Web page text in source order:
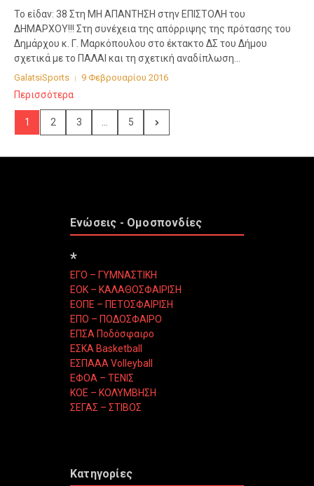
Το είδαν: 38 Στη ΜΗ ΑΠΑΝΤΗΣΗ στην ΕΠΙΣΤΟΛΗ του
ΔΗΜΑΡΧΟΥ!!! Στη συνέχεια της απόρριψης της πρότασης του
Δημάρχου κ. Γ. Μαρκόπουλου στο έκτακτο ΔΣ του Δήμου
σχετικά με το ΠΑΛΑΙ και τη σχετική αναδίπλωση...
GalatsiSports 9 Φεβρουαρίου 2016
Περισσότερα
1 2 3 5
Ενώσεις - Ομοσπονδίες
*
ΕΓΟ – ΓΥΜΝΑΣΤΙΚΗ
ΕΟΚ – ΚΑΛΑΘΟΣΦΑΙΡΙΣΗ
ΕΟΠΕ – ΠΕΤΟΣΦΑΙΡΙΣΗ
ΕΠΟ – ΠΟΔΟΣΦΑΙΡΟ
ΕΠΣΑ Ποδόσφαιρο
ΕΣΚΑ Basketball
ΕΣΠΑΑΑ Volleyball
ΕΦΟΑ – ΤΕΝΙΣ
ΚΟΕ – ΚΟΛΥΜΒΗΣΗ
ΣΕΓΑΣ – ΣΤΙΒΟΣ
Κατηγορίες